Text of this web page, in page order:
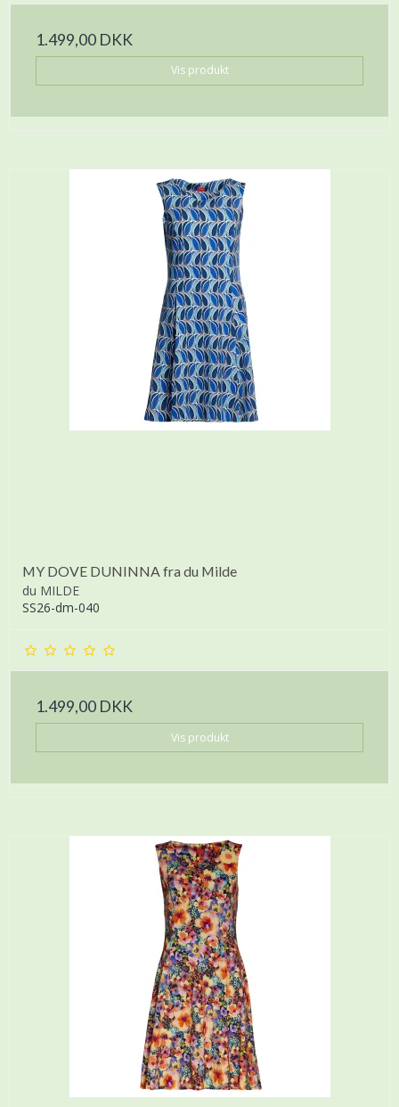
1.499,00 DKK
Vis produkt
MY DOVE DUNINNA fra du Milde
du MILDE
SS26-dm-040
1.499,00 DKK
Vis produkt